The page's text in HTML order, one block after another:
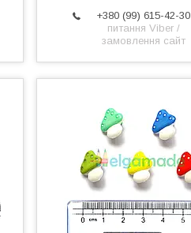
+380 (99) 615-42-30
питання Viber /
замовлення сайт